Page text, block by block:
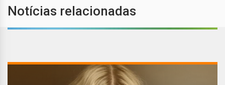
Notícias relacionadas